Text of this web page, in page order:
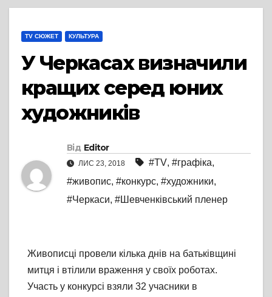
TV СЮЖЕТ КУЛЬТУРА
У Черкасах визначили
кращих серед юних
художників
Від Editor
ЛИС 23, 2018 #TV, #графіка,
#живопис, #конкурс, #художники,
#Черкаси, #Шевченківський пленер
Живописці провели кілька днів на батьківщині
митця і втілили враження у своїх роботах.
Участь у конкурсі взяли 32 учасники в